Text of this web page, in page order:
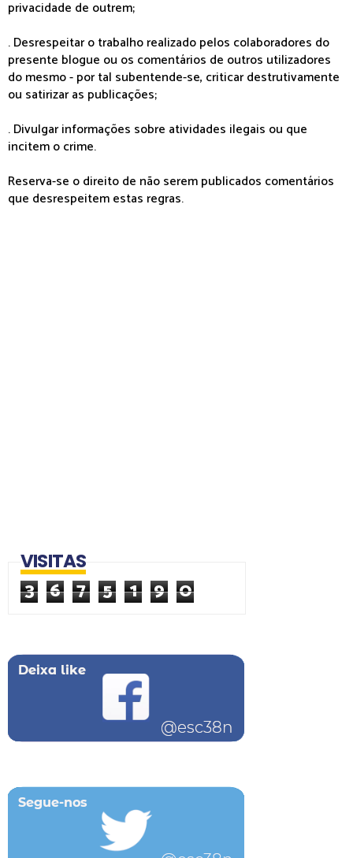
privacidade de outrem;
. Desrespeitar o trabalho realizado pelos colaboradores do
presente blogue ou os comentários de outros utilizadores
do mesmo - por tal subentende-se, criticar destrutivamente
ou satirizar as publicações;
. Divulgar informações sobre atividades ilegais ou que
incitem o crime.
Reserva-se o direito de não serem publicados comentários
que desrespeitem estas regras.
VISITAS
3 6 7 5 1 9 0